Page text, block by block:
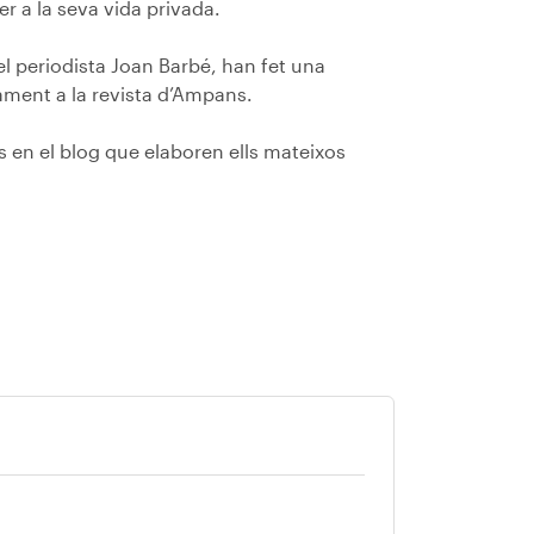
a la seva vida privada.
periodista Joan Barbé, han fet una
a la revista d’Ampans.
el blog que elaboren ells mateixos